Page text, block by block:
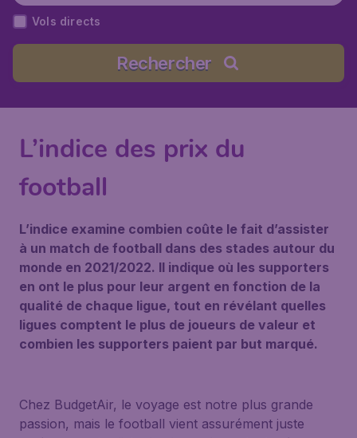
Vols directs
Rechercher
L’indice des prix du
football
L’indice examine combien coûte le fait d’assister
à un match de football dans des stades autour du
monde en 2021/2022. Il indique où les supporters
en ont le plus pour leur argent en fonction de la
qualité de chaque ligue, tout en révélant quelles
ligues comptent le plus de joueurs de valeur et
combien les supporters paient par but marqué.
Chez BudgetAir, le voyage est notre plus grande
passion, mais le football vient assurément juste